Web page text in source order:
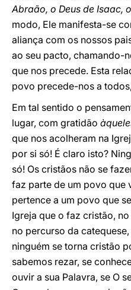
Abraão, o Deus de Isaac,
modo, Ele manifesta-se
aliança com os nossos
ao seu pacto, chamando-
que nos precede. Esta
povo precede-nos a
Em tal sentido o
lugar, com gratidão
que nos acolheram na
por si só! É claro isto?
só! Os cristãos não se
faz parte de um povo que
pertence a um povo que
Igreja que o faz cristão,
no percurso da
ninguém se torna cristão
sabemos rezar, se
ouvir a sua Palavra, se O